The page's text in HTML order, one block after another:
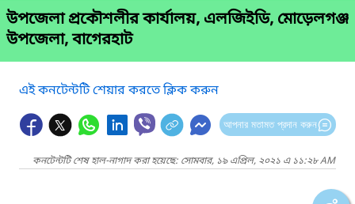
উপজেলা প্রকৌশলীর কার্যালয়, এলজিইডি, মোড়েলগঞ্জ
উপজেলা, বাগেরহাট
এই কনটেন্টটি শেয়ার করতে ক্লিক করুন
আপনার মতামত প্রদান করুন
কনটেন্টটি শেষ হাল-নাগাদ করা হয়েছে: সোমবার, ১৯ এপ্রিল, ২০২১ এ ১১:২৮ AM